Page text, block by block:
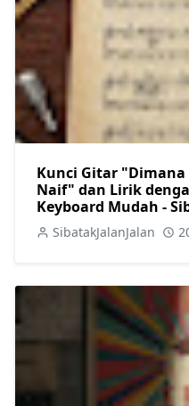
Kunci Gitar
Naif" dan Lirik
Keyboard Mudah -
SibatakJalanJalan